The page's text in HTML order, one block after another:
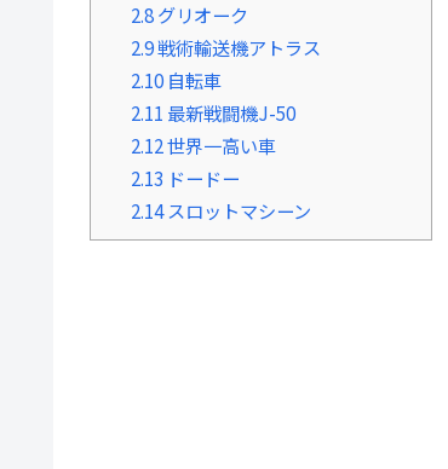
2.8グリオーク
2.9戦術輸送機アトラス
2.10自転車
2.11 最新戦闘機J-50
2.12世界一高い車
2.13 ドードー
2.14スロットマシーン